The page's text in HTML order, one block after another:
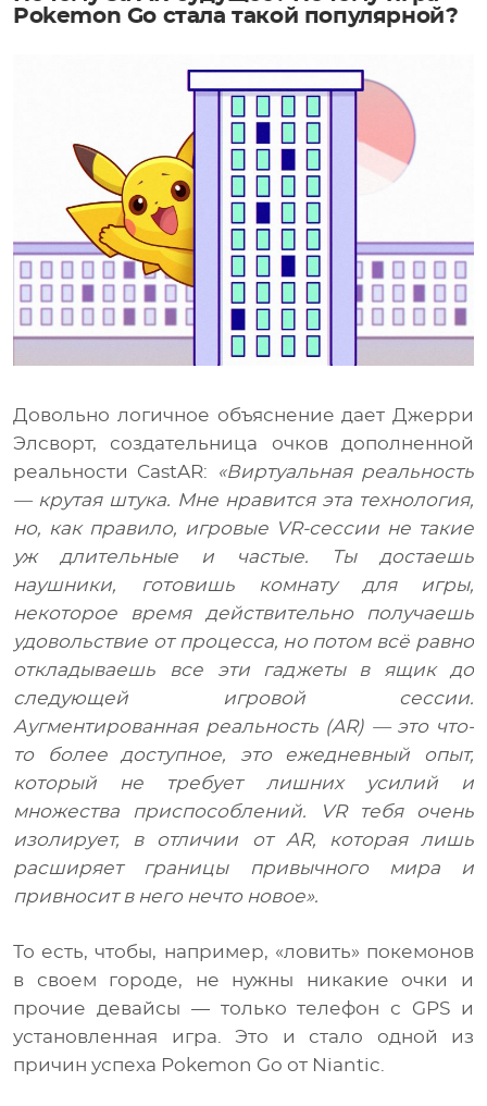
Pokemon Go стала такой популярной?
Довольно логичное объяснение дает Джерри
Элсворт, создательница очков дополненной
реальности CastAR:
«Виртуальная реальность
— крутая штука. Мне нравится эта технология,
но, как правило, игровые VR-сессии не такие
уж длительные и частые. Ты достаешь
наушники, готовишь комнату для игры,
некоторое время действительно получаешь
удовольствие от процесса, но потом всё равно
откладываешь все эти гаджеты в ящик до
следующей игровой сессии.
Аугментированная реальность (AR) — это что-
то более доступное, это ежедневный опыт,
который не требует лишних усилий и
множества приспособлений. VR тебя очень
изолирует, в отличии от AR, которая лишь
расширяет границы привычного мира и
привносит в него нечто новое».
То есть, чтобы, например, «ловить» покемонов
в своем городе, не нужны никакие очки и
прочие девайсы — только телефон с GPS и
установленная игра. Это и стало одной из
причин успеха Pokemon Go от Niantic.